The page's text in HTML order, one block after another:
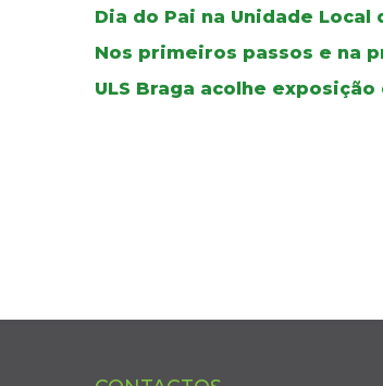
Dia do Pai na Unidade Local
Nos primeiros passos e na
ULS Braga acolhe